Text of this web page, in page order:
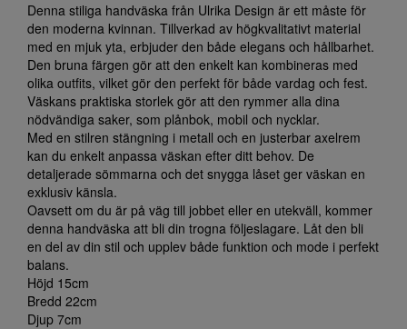
Denna stiliga handväska från Ulrika Design är ett måste för
den moderna kvinnan. Tillverkad av högkvalitativt material
med en mjuk yta, erbjuder den både elegans och hållbarhet.
Den bruna färgen gör att den enkelt kan kombineras med
olika outfits, vilket gör den perfekt för både vardag och fest.
Väskans praktiska storlek gör att den rymmer alla dina
nödvändiga saker, som plånbok, mobil och nycklar.
Med en stilren stängning i metall och en justerbar axelrem
kan du enkelt anpassa väskan efter ditt behov. De
detaljerade sömmarna och det snygga låset ger väskan en
exklusiv känsla.
Oavsett om du är på väg till jobbet eller en utekväll, kommer
denna handväska att bli din trogna följeslagare. Låt den bli
en del av din stil och upplev både funktion och mode i perfekt
balans.
Höjd 15cm
Bredd 22cm
Djup 7cm